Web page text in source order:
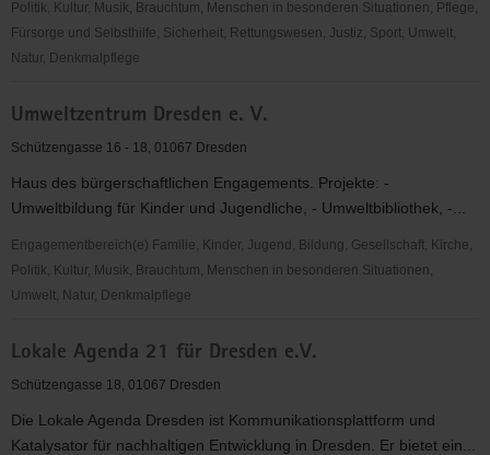
Politik, Kultur, Musik, Brauchtum, Menschen in besonderen Situationen, Pflege,
Fürsorge und Selbsthilfe, Sicherheit, Rettungswesen, Justiz, Sport, Umwelt,
Natur, Denkmalpflege
Streuobstwiesen
der
Liga
Umweltzentrum Dresden e. V.
Schützengasse 16 - 18, 01067 Dresden
Haus des bürgerschaftlichen Engagements. Projekte: -
Umweltbildung für Kinder und Jugendliche, - Umweltbibliothek, -...
Engagementbereich(e) Familie, Kinder, Jugend, Bildung, Gesellschaft, Kirche,
Politik, Kultur, Musik, Brauchtum, Menschen in besonderen Situationen,
Umwelt, Natur, Denkmalpflege
Dresden
e.
Lokale Agenda 21 für Dresden e.V.
Schützengasse 18, 01067 Dresden
Die Lokale Agenda Dresden ist Kommunikationsplattform und
Katalysator für nachhaltigen Entwicklung in Dresden. Er bietet ein...